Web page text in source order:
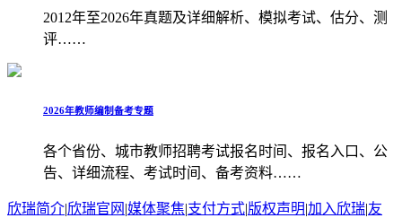
2012年至2026年真题及详细解析、模拟考试、估分、测
评……
2026年教师编制备考专题
各个省份、城市教师招聘考试报名时间、报名入口、公
告、详细流程、考试时间、备考资料……
欣瑞简介|欣瑞官网 |媒体聚焦|支付方式|版权声明|加入欣瑞|友